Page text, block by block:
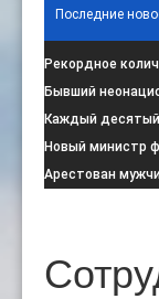
Последние
Рекордное
программу по
Бывший
негативной
Каждый десятый
намерен
Новый министр
свой первый
Арестован